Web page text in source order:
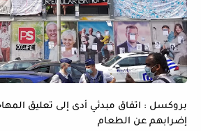
بروكسل : اتفاق مبدئي أدى إلى تعليق
إضرابهم عن الطعام